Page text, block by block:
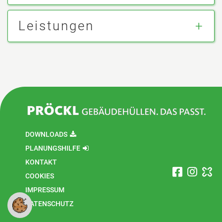
Leistungen
DOWNLOADS
PLANUNGSHILFE
KONTAKT
COOKIES
IMPRESSUM
DATENSCHUTZ